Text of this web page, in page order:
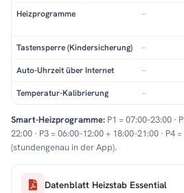
Heizprogramme –
Tastensperre (Kindersicherung) –
Auto-Uhrzeit über Internet –
Temperatur-Kalibrierung –
Smart-Heizprogramme: P1 = 07:00–23:00 ·
22:00 · P3 = 06:00–12:00 + 18:00–21:00 ·
(stundengenau in der App).
Datenblatt Heizstab Essential